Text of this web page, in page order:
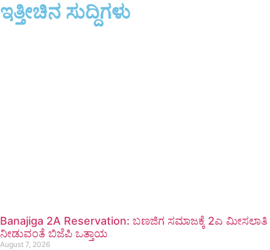
ಇತ್ತೀಚಿನ ಸುದ್ದಿಗಳು
Banajiga 2A Reservation: ಬಣಜಿಗ ಸಮಾಜಕ್ಕೆ 2ಎ ಮೀಸಲಾತಿ
ನೀಡುವಂತೆ ಬಿಜೆಪಿ ಒತ್ತಾಯ
August 7, 2026